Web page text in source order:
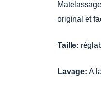
original et
Taille:
Lavage: A